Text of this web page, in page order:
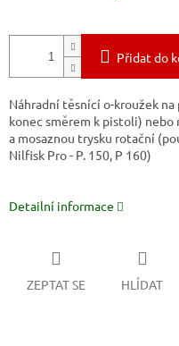
Přidat do
Náhradní těsnící o-kroužek na
konec směrem k pistoli) nebo
a mosaznou trysku rotační
Nilfisk Pro - P. 150, P 160)
Detailní informace
ZEPTAT SE HLÍDAT